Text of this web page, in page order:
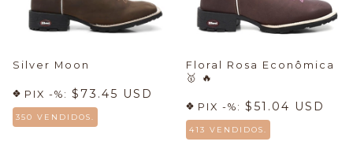
Silver Moon
PIX -%: $73.45 USD
350 VENDIDOS.
Floral Rosa Econômica
🥇 🔥
PIX -%: $51.04 USD
413 VENDIDOS.